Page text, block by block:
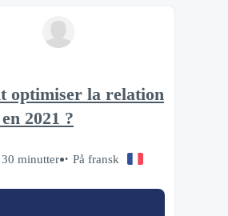
optimiser la relation
2021 ?
minutter På fransk